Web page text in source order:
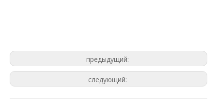
предыдущий:
следующий: